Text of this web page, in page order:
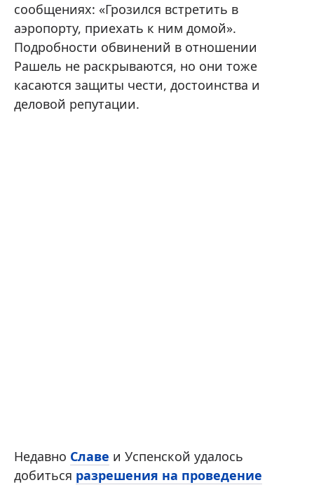
сообщениях: «Грозился встретить в
аэропорту, приехать к ним домой».
Подробности обвинений в отношении
Рашель не раскрываются, но они тоже
касаются защиты чести, достоинства и
деловой репутации.
Недавно Славе и Успенской удалось
добиться разрешения на проведение